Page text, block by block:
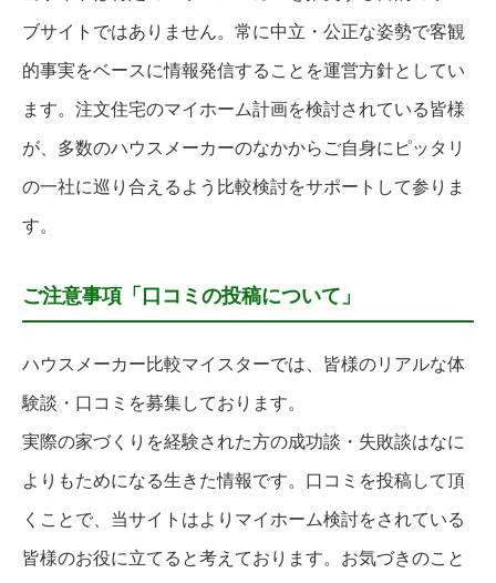
ブサイトではありません。常に中立・公正な姿勢で客観
的事実をベースに情報発信することを運営方針としてい
ます。注文住宅のマイホーム計画を検討されている皆様
が、多数のハウスメーカーのなかからご自身にピッタリ
の一社に巡り合えるよう比較検討をサポートして参りま
す。
ご注意事項「口コミの投稿について」
ハウスメーカー比較マイスターでは、皆様のリアルな体
験談・口コミを募集しております。
実際の家づくりを経験された方の成功談・失敗談はなに
よりもためになる生きた情報です。口コミを投稿して頂
くことで、当サイトはよりマイホーム検討をされている
皆様のお役に立てると考えております。お気づきのこと